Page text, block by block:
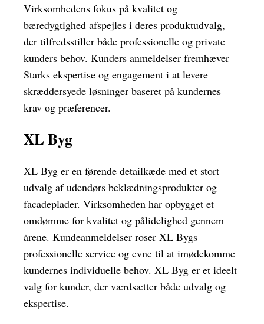
Virksomhedens fokus på kvalitet og
bæredygtighed afspejles i deres produktudvalg,
der tilfredsstiller både professionelle og private
kunders behov. Kunders anmeldelser fremhæver
Starks ekspertise og engagement i at levere
skræddersyede løsninger baseret på kundernes
krav og præferencer.
XL Byg
XL Byg er en førende detailkæde med et stort
udvalg af udendørs beklædningsprodukter og
facadeplader. Virksomheden har opbygget et
omdømme for kvalitet og pålidelighed gennem
årene. Kundeanmeldelser roser XL Bygs
professionelle service og evne til at imødekomme
kundernes individuelle behov. XL Byg er et ideelt
valg for kunder, der værdsætter både udvalg og
ekspertise.